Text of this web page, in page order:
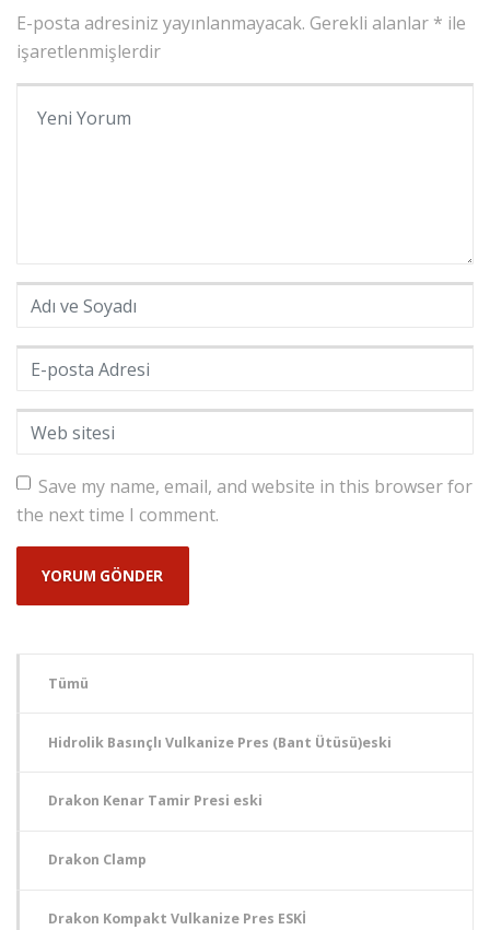
E-posta adresiniz yayınlanmayacak. Gerekli alanlar * ile
işaretlenmişlerdir
Adı ve Soyadı *
E-posta Adresi
Web sitesi
Save my name, email, and website in this browser for
the next time I comment.
Tümü
Hidrolik Basınçlı Vulkanize Pres (Bant Ütüsü)eski
Drakon Kenar Tamir Presi eski
Drakon Clamp
Drakon Kompakt Vulkanize Pres ESKİ